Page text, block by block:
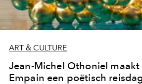
ART & CULTURE
Jean-Michel Othoniel maakt
Empain een poëtisch